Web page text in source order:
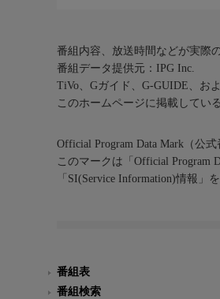
番組内容、放送時間などが実際
番組データ提供元：IPG Inc.
TiVo、Gガイド、G-GUIDE、お
このホームページに掲載してい
Official Program Data Mark（公式
このマークは「Official Program
「SI(Service Information)情報」
番組表
番組検索